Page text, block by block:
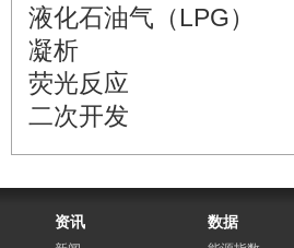
液化石油气（LPG）
凝析
荧光反应
二次开发
资讯 数据